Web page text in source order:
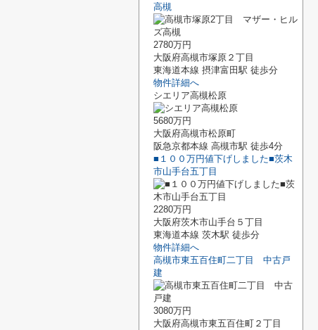
高槻
2780万円
大阪府高槻市塚原２丁目
東海道本線 摂津富田駅 徒歩分
物件詳細へ
シエリア高槻松原
5680万円
大阪府高槻市松原町
阪急京都本線 高槻市駅 徒歩4分
■１００万円値下げしました■茨木
市山手台五丁目
2280万円
大阪府茨木市山手台５丁目
東海道本線 茨木駅 徒歩分
物件詳細へ
高槻市東五百住町二丁目 中古戸
建
3080万円
大阪府高槻市東五百住町２丁目